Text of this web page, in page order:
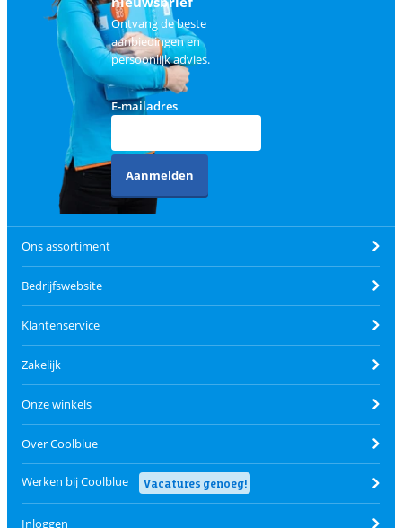
Ontvang de beste
aanbiedingen en
persoonlijk advies.
E-mailadres
Aanmelden
Ons assortiment
Bedrijfswebsite
Klantenservice
Zakelijk
Onze winkels
Over Coolblue
Werken bij Coolblue Vacatures genoeg!
Inloggen